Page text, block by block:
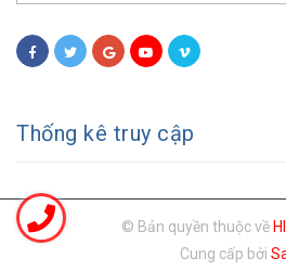
Thống kê truy cập
© Bản quyền thuộc về
Cung cấp bởi